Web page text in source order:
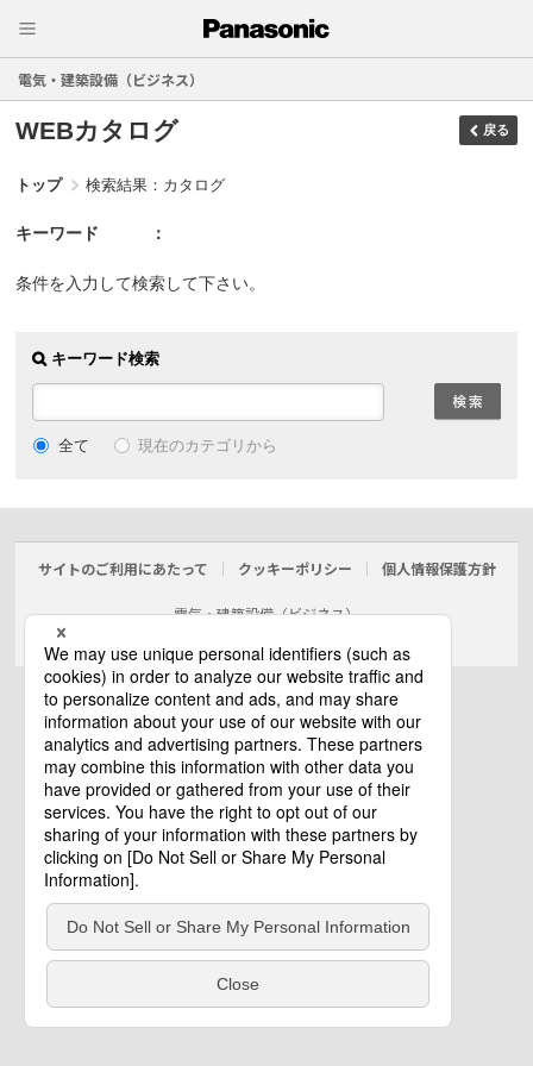
電気・建築設備（ビジネス）
WEBカタログ 戻る
トップ 検索結果：カタログ
キーワード
条件を入力して検索して下さい。
キーワード検索
全て 現在のカテゴリから
サイトのご利用にあたって クッキーポリシー 個人情報保護方針
電気・建築設備（ビジネス）